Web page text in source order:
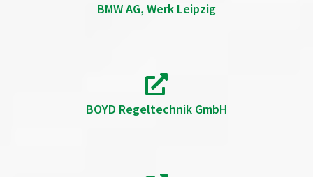
BMW AG, Werk Leipzig
BOYD Regeltechnik GmbH